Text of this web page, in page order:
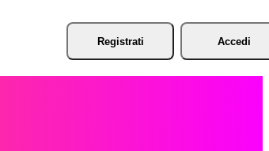
Registrati Accedi